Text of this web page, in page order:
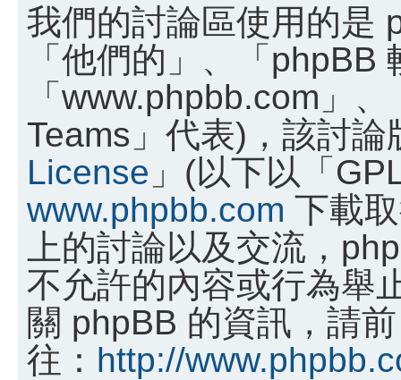
我們的討論區使用的是
「他們的」、「phpBB
「www.phpbb.com」
Teams」代表)，該討論
License 」(以下以「
www.phpbb.com 下載
上的討論以及交流，
不允許的內容或行為舉
關 phpBB 的資訊，請前
往： http://